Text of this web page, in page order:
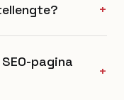
+
pagina
+